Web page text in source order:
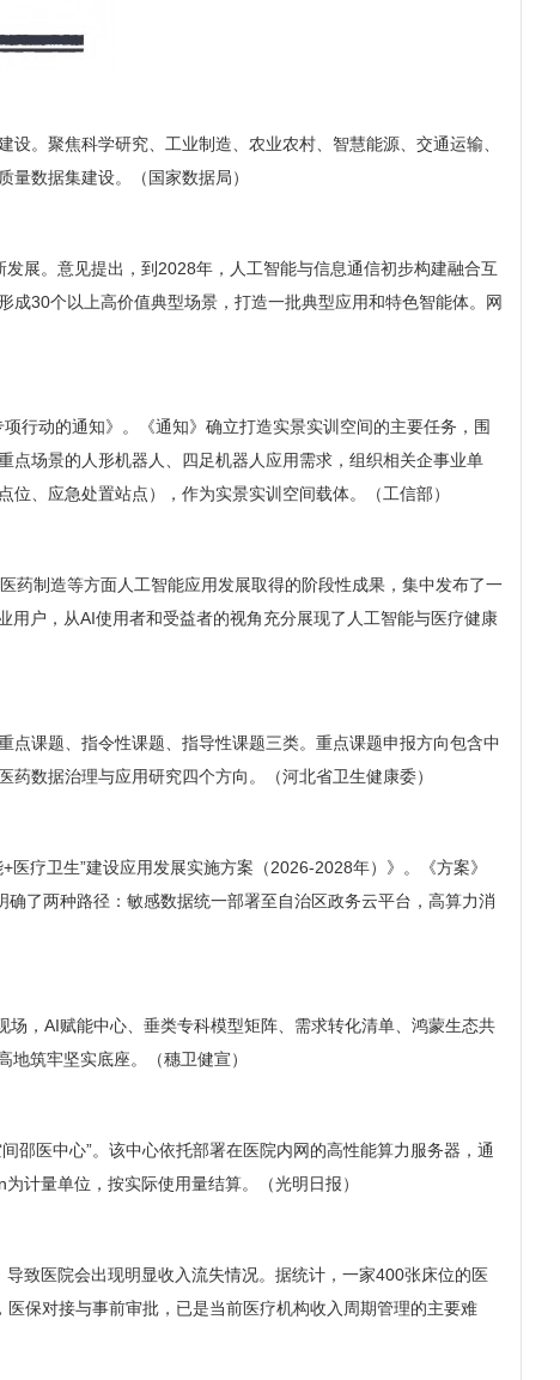
。聚焦科学研究、工业制造、农业农村、智慧能源、交通运输、
数据集建设。（国家数据局）
展。意见提出，到2028年，人工智能与信息通信初步构建融合互
30个以上高价值典型场景，打造一批典型应用和特色智能体。网
行动的通知》。《通知》确立打造实景实训空间的主要任务，围
点场景的人形机器人、四足机器人应用需求，组织相关企事业单
、应急处置站点），作为实景实训空间载体。（工信部）
药制造等方面人工智能应用发展取得的阶段性成果，集中发布了一
用户，从AI使用者和受益者的视角充分展现了人工智能与医疗健康
课题、指令性课题、指导性课题三类。重点课题申报方向包含中
数据治理与应用研究四个方向。（河北省卫生健康委）
疗卫生”建设应用发展实施方案（2026-2028年）》。《方案》
了两种路径：敏感数据统一部署至自治区政务云平台，高算力消
，AI赋能中心、垂类专科模型矩阵、需求转化清单、鸿蒙生态共
筑牢坚实底座。（穗卫健宣）
邵医中心”。该中心依托部署在医院内网的高性能算力服务器，通
计量单位，按实际使用量结算。（光明日报）
致医院会出现明显收入流失情况。据统计，一家400张床位的医
保对接与事前审批，已是当前医疗机构收入周期管理的主要难